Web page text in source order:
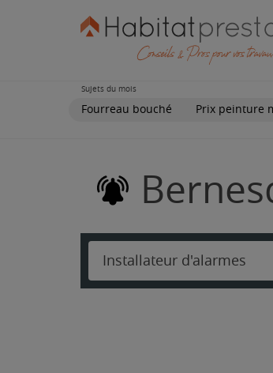
Sujets du mois
Fourreau bouché Prix peinture
Installateur d'alarmes